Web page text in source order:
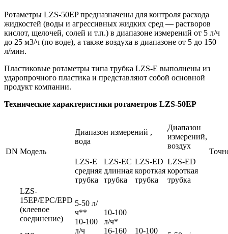
Ротаметры LZS-50EP предназначены для контроля расхода
жидкостей (воды и агрессивных жидких сред — растворов
кислот, щелочей, солей и т.п.) в диапазоне измерений от 5 л/ч
до 25 м3/ч (по воде), а также воздуха в диапазоне от 5 до 150
л/мин.
Пластиковые ротаметры типа трубка LZS-E выполнены из
ударопрочного пластика и представляют собой основной
продукт компании.
Технические характеристики ротаметров LZS-50EP
DN Модель
Диапазон измерений ,
вода
Диапазон
измерений,
воздух
LZS-E
средняя
трубка
LZS-EС
длинная
трубка
LZS-ED
короткая
трубка
LZS-ED
короткая
трубка
LZS-
15EР/EPC/EPD
(клеевое
соединение)
5-50 л/
ч**
10-100
л/ч
10-100
л/ч*
16-160
10-100